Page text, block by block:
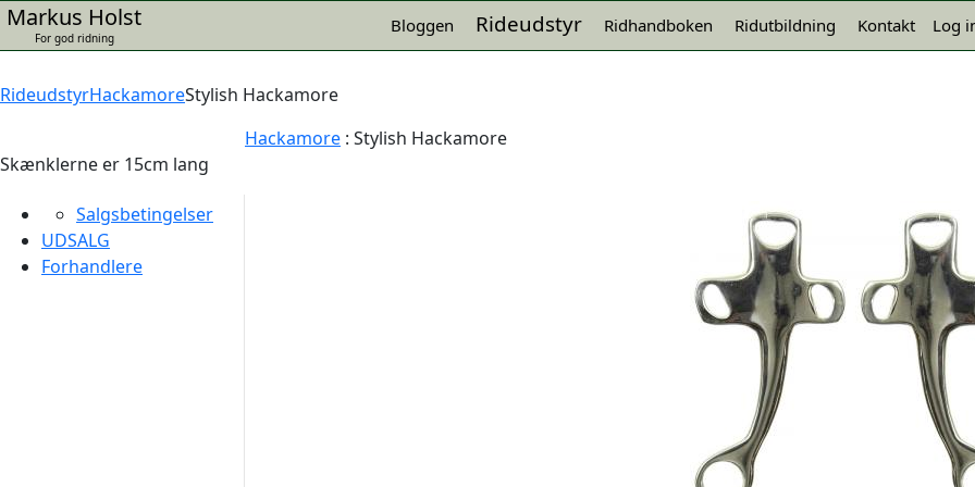
Markus Holst
For god ridning
Bloggen Rideudstyr Ridhandboken Ridutbildning Kontakt Log
RideudstyrHackamoreStylish Hackamore
Hackamore : Stylish Hackamore
Skænklerne er 15cm lang
Salgsbetingelser
UDSALG
Forhandlere